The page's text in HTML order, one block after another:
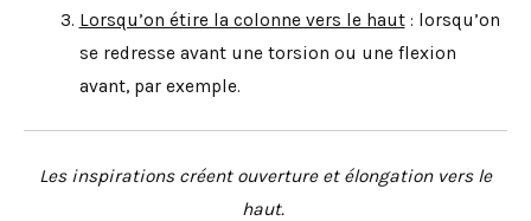
Lorsqu’on étire la colonne vers le haut: lorsqu’on
se redresse avant une torsion ou une flexion
avant, par exemple.
Les inspirations créent ouverture et élongation vers le
haut.